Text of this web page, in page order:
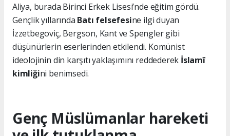
Aliya, burada Birinci Erkek Lisesi’nde eğitim gördü.
Gençlik yıllarında Batı felsefesine ilgi duyan
İzzetbegoviç, Bergson, Kant ve Spengler gibi
düşünürlerin eserlerinden etkilendi. Komünist
ideolojinin din karşıtı yaklaşımını reddederek İslamî
kimliğini benimsedi.
Genç Müslümanlar hareketi